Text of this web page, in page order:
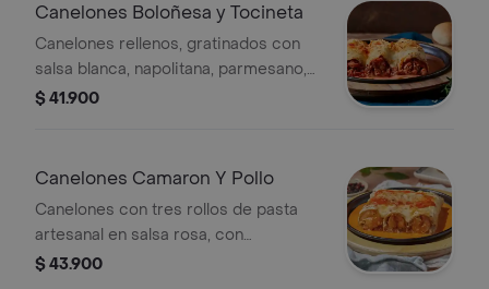
Canelones Boloñesa y Tocineta
Canelones rellenos, gratinados con
salsa blanca, napolitana, parmesano,
jamón artesanal, tocineta yqueso
$ 41.900
Canelones Camaron Y Pollo
Canelones con tres rollos de pasta
artesanal en salsa rosa, con
camarones, pollo y queso crema,
$ 43.900